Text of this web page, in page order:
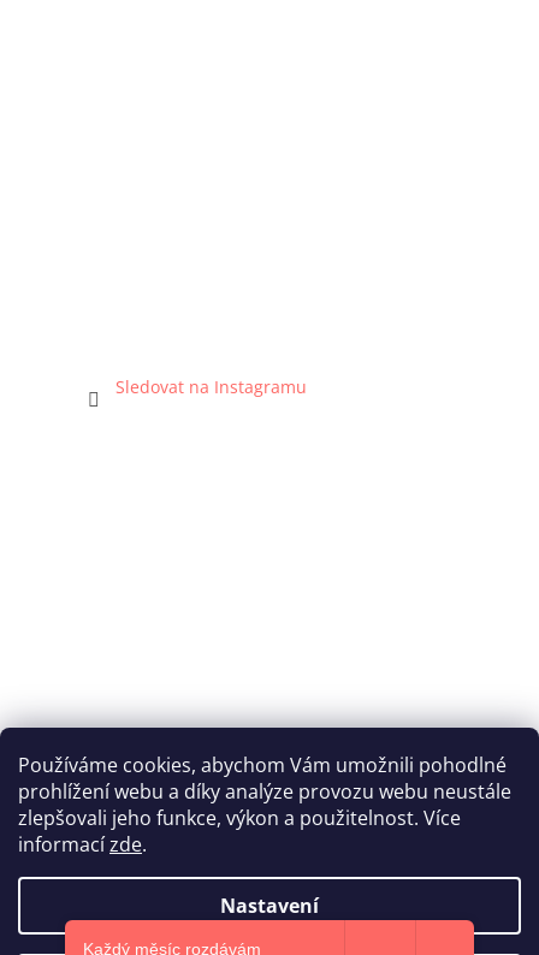
Používáme cookies, abychom Vám umožnili pohodlné
prohlížení webu a díky analýze provozu webu neustále
zlepšovali jeho funkce, výkon a použitelnost. Více
informacízde.
Nastavení
Sledovat na Instagramu
Katka Hromasová Foto
Vytvořil Shoptet
Každý měsíc rozdávám